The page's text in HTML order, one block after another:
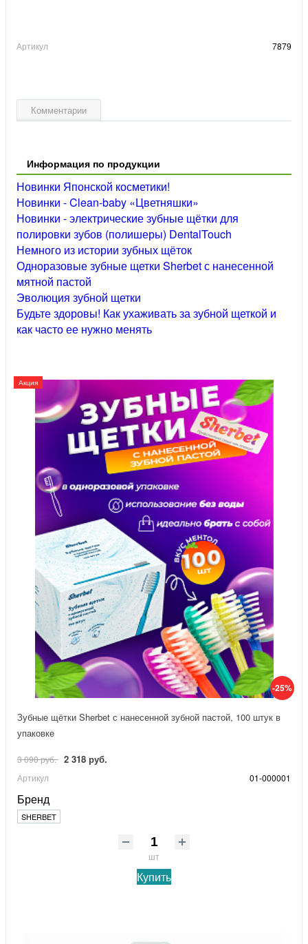
Артикул 7879
Комментарии
Информация по продукции
Новинки Японской косметики!
Новинки - Clean-baby «Цветняшки»
Новинки - электрические зубные щётки для
полировки зубов (полишеры) DentalTouch
Немного из истории зубных щёток
Одноразовые зубные щетки Sherbet с нанесенной
мятной пастой
Эволюция зубной щетки
Будьте здоровы! Как ухаживать за зубной щеткой и
как часто ее нужно менять
-25%
Акция
Зубные щётки Sherbet с нанесенной зубной пастой, 100 штук в
упаковке
3 090 руб. 2 318 руб.
Артикул 01-000001
Бренд
SHERBET
шт
Купить